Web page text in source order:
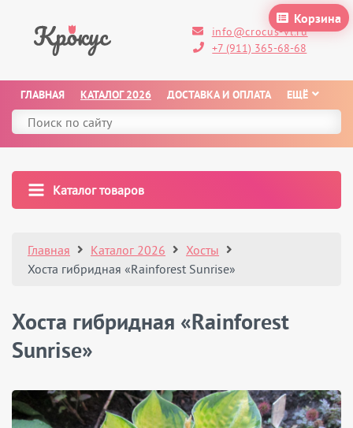
Корзина
info@crocus-vl.ru
+7 (911) 365-68-68
ГЛАВНАЯ КАТАЛОГ 2026 ДОСТАВКА И ОПЛАТА ЕЩЁ
Каталог товаров
Главная Каталог 2026
Хосты
Хоста гибридная «Rainforest Sunrise»
Хоста гибридная «Rainforest
Sunrise»